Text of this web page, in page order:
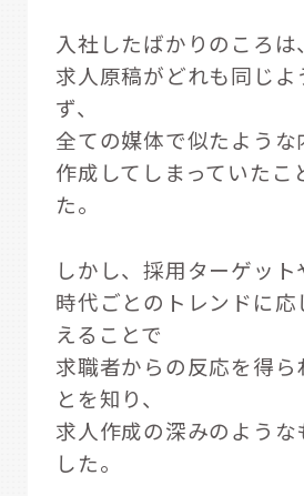
入社したばかりのころは、
求人原稿がどれも同じよ
ず、
全ての媒体で似たような
作成してしまっていたこ
た。
しかし、採用ターゲット
時代ごとのトレンドに応
えることで
求職者からの反応を得ら
とを知り、
求人作成の深みのような
した。